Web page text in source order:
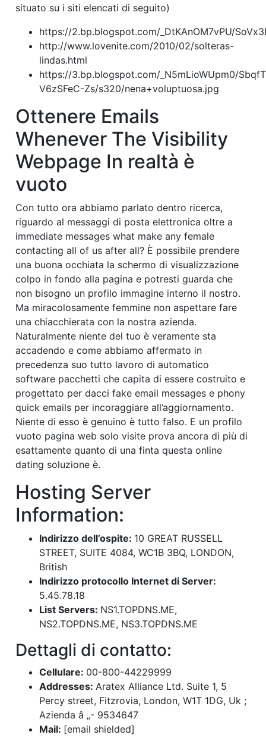
situato su i siti elencati di seguito)
https://2.bp.blogspot.com/_DtKAnOM7vPU/
http://www.lovenite.com/2010/02/solteras-
lindas.html
https://3.bp.blogspot.com/_N5mLioWUpm0/
V6zSFeC-Zs/s320/nena+voluptuosa.jpg
Ottenere Emails
Whenever The Visibility
Webpage In realtà è
vuoto
Con tutto ora abbiamo parlato dentro ricerca,
riguardo al messaggi di posta elettronica oltre a
immediate messages what make any female
contacting all of us after all? È possibile prendere
una buona occhiata la schermo di visualizzazione
colpo in fondo alla pagina e potresti guarda che
non bisogno un profilo immagine interno il nostro.
Ma miracolosamente femmine non aspettare fare
una chiacchierata con la nostra azienda.
Naturalmente niente del tuo è veramente sta
accadendo e come abbiamo affermato in
precedenza suo tutto lavoro di automatico
software pacchetti che capita di essere costruito e
progettato per dacci fake email messages e phony
quick emails per incoraggiare all’aggiornamento.
Niente di esso è genuino è tutto falso. E un profilo
vuoto pagina web solo visite prova ancora di più di
esattamente quanto di una finta questa online
dating soluzione è.
Hosting Server
Information:
Indirizzo dell’ospite: 10 GREAT RUSSELL
STREET, SUITE 4084, WC1B 3BQ, LONDON,
British
Indirizzo protocollo Internet di Server:
5.45.78.18
List Servers: NS1.TOPDNS.ME,
NS2.TOPDNS.ME, NS3.TOPDNS.ME
Dettagli di contatto:
Cellulare: 00-800-44229999
Addresses:Aratex Alliance Ltd. Suite 1, 5
Percy street, Fitzrovia, London, W1T 1DG, Uk ;
Azienda â „- 9534647
Mail: [email shielded]